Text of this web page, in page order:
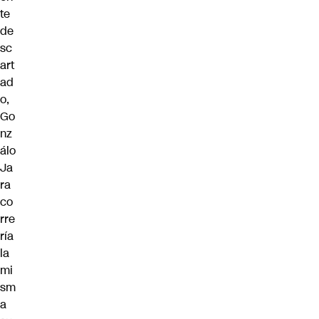
te
de
sc
art
ad
o,
Go
nz
álo
Ja
ra
co
rre
ría
la
mi
sm
a